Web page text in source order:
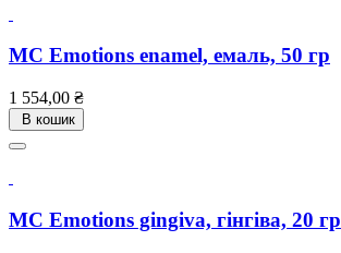
MC Emotions enamel, емаль, 50 гр
1 554,00 ₴Ціна
В кошик
MC Emotions gingiva, гінгіва, 20 гр